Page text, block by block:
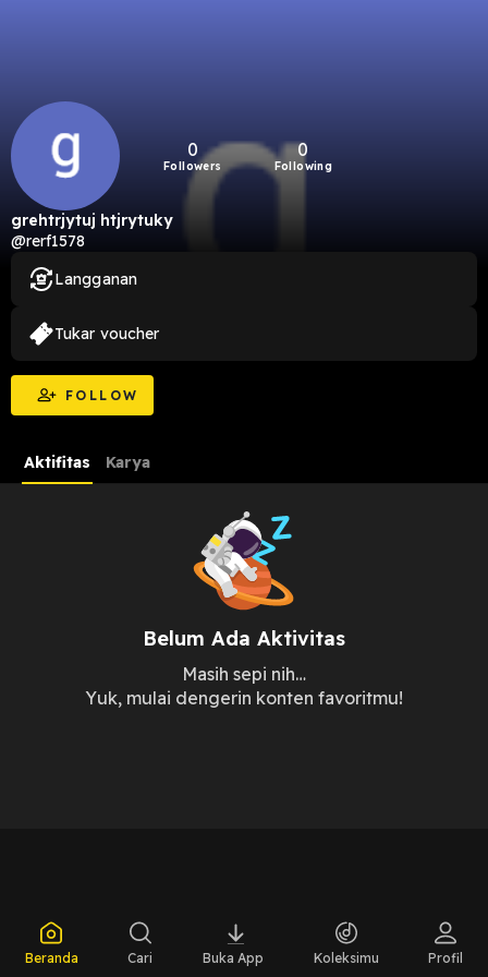
0
Followers
0
Following
grehtrjytuj htjrytuky
@rerf1578
FOLLOW
Langganan
Tukar voucher
Aktifitas Karya
Belum Ada Aktivitas
Masih sepi nih…
Yuk, mulai dengerin konten favoritmu!
Beranda Cari Buka App Koleksimu Profil